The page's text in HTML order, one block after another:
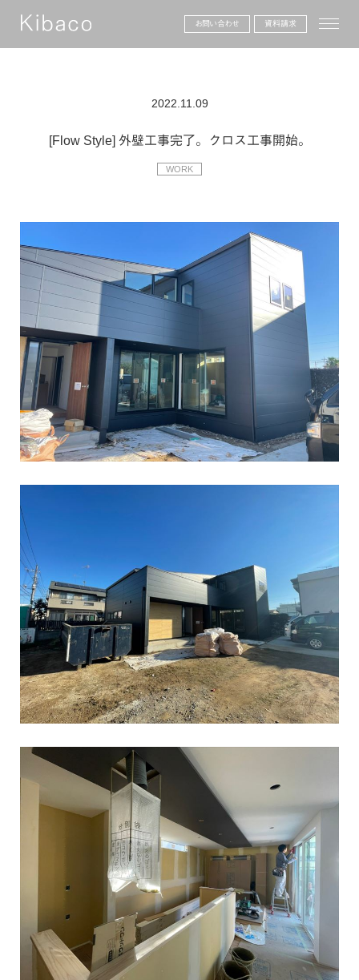
toggle
お問い合わせ 資料請求
2022.11.09
[Flow Style] 外壁工事完了。クロス工事開始。
WORK